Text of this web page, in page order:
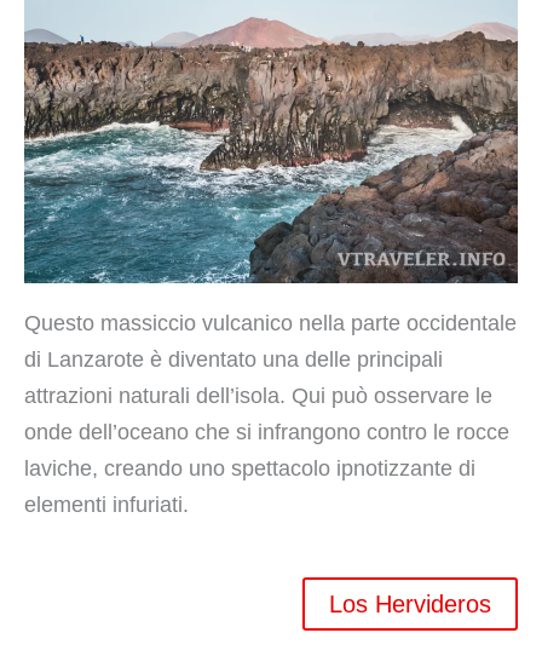
Questo massiccio vulcanico nella parte occidentale
di Lanzarote è diventato una delle principali
attrazioni naturali dell’isola. Qui può osservare le
onde dell’oceano che si infrangono contro le rocce
laviche, creando uno spettacolo ipnotizzante di
elementi infuriati.
Los Hervideros